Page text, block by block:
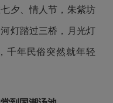
夕、情人节，朱紫坊
灯踏过三桥，月光灯
千年民俗突然就年轻